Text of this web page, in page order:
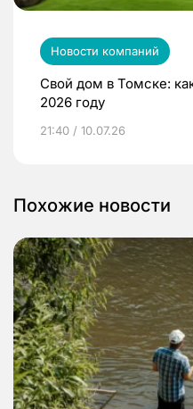
Новости компаний
Свой дом в Томске:
2026 году
21:40 / 10.07.26
Похожие новости